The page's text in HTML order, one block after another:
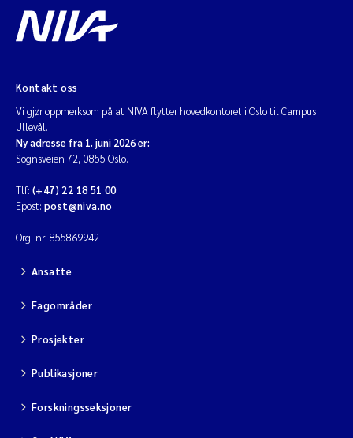
Kontakt oss
Vi gjør oppmerksom på at NIVA flytter hovedkontoret i Oslo til Campus
Ullevål.
Ny adresse fra 1. juni 2026 er:
Sognsveien 72, 0855 Oslo.
Tlf: (+47) 22 18 51 00
Epost: post@niva.no
Org. nr: 855869942
Ansatte
Fagområder
Prosjekter
Publikasjoner
Forskningsseksjoner